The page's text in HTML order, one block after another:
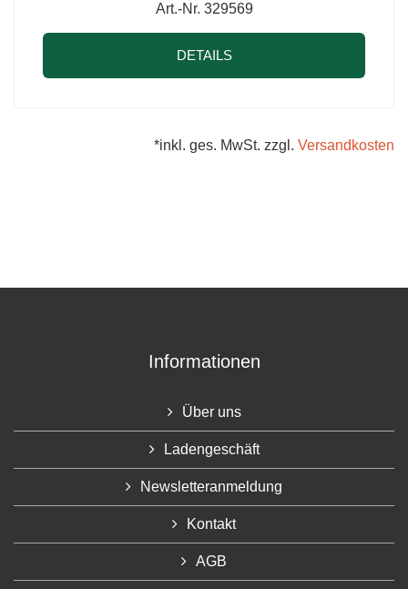
Art.-Nr. 329569
DETAILS
*inkl. ges. MwSt. zzgl. Versandkosten
Informationen
Über uns
Ladengeschäft
Newsletteranmeldung
Kontakt
AGB